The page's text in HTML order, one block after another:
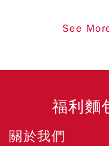
See
福利麵
關於我們